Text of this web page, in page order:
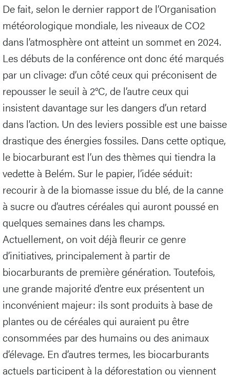
De fait, selon le dernier rapport de l’Organisation
météorologique mondiale, les niveaux de CO2
dans l’atmosphère ont atteint un sommet en 2024.
Les débuts de la conférence ont donc été marqués
par un clivage: d’un côté ceux qui préconisent de
repousser le seuil à 2°C, de l’autre ceux qui
insistent davantage sur les dangers d’un retard
dans l’action. Un des leviers possible est une baisse
drastique des énergies fossiles. Dans cette optique,
le biocarburant est l’un des thèmes qui tiendra la
vedette à Belém. Sur le papier, l’idée séduit:
recourir à de la biomasse issue du blé, de la canne
à sucre ou d’autres céréales qui auront poussé en
quelques semaines dans les champs.
Actuellement, on voit déjà fleurir ce genre
d’initiatives, principalement à partir de
biocarburants de première génération. Toutefois,
une grande majorité d’entre eux présentent un
inconvénient majeur: ils sont produits à base de
plantes ou de céréales qui auraient pu être
consommées par des humains ou des animaux
d’élevage. En d’autres termes, les biocarburants
actuels participent à la déforestation ou viennent